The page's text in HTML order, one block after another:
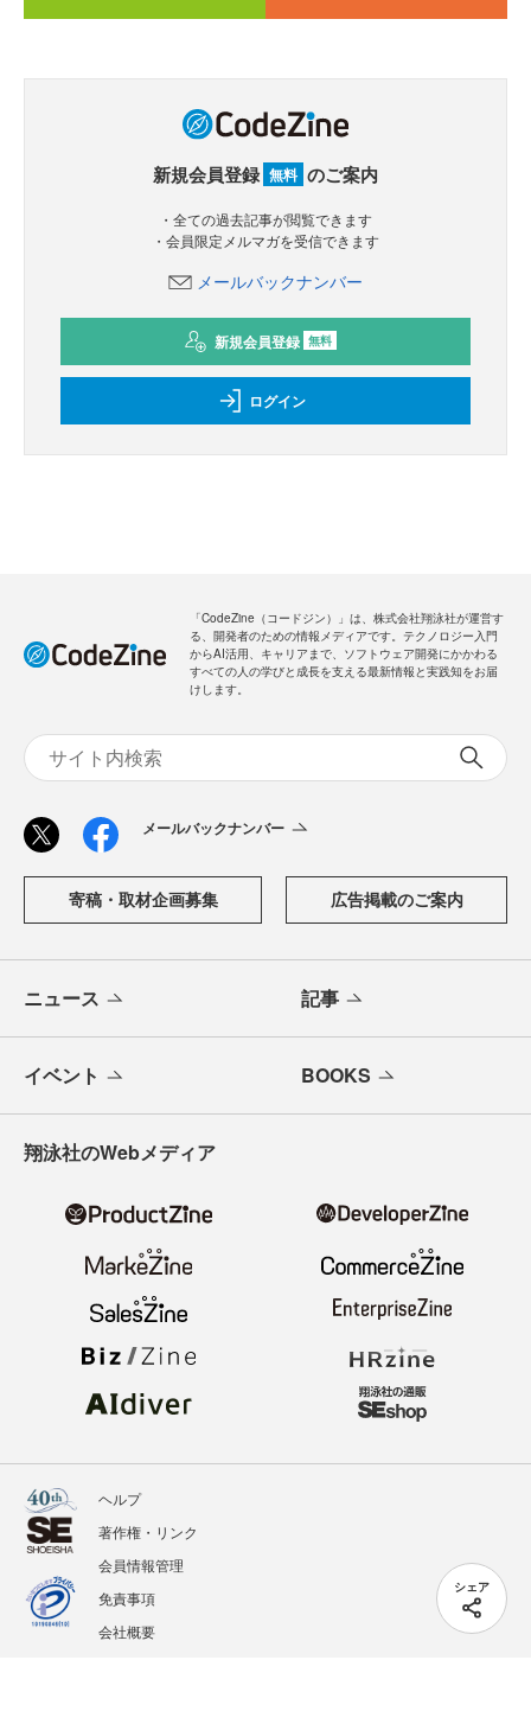
シェア
新規会員登録 無料 のご案内
・全ての過去記事が閲覧できます
・会員限定メルマガを受信できます
メールバックナンバー
新規会員登録 無料
ログイン
「CodeZine（コードジン）」は、株式会社翔泳社が運営す
る、開発者のための情報メディアです。テクノロジー入門
からAI活用、キャリアまで、ソフトウェア開発にかかわる
すべての人の学びと成長を支える最新情報と実践知をお届
けします。
メールバックナンバー
寄稿・取材企画募集 広告掲載のご案内
ニュース 記事
イベント BOOKS
翔泳社のWebメディア
ヘルプ
著作権・リンク
会員情報管理
免責事項
会社概要